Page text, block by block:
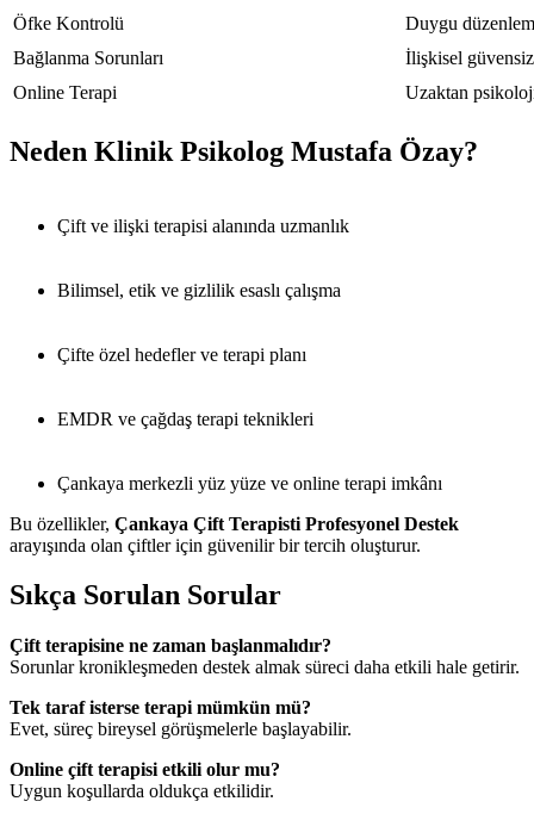
Öfke Kontrolü
Duygu
Bağlanma Sorunları
İlişkisel
Online Terapi
Uzaktan
Neden Klinik Psikolog Mustafa Özay?
Çift ve ilişki terapisi alanında uzmanlık
Bilimsel, etik ve gizlilik esaslı çalışma
Çifte özel hedefler ve terapi planı
EMDR ve çağdaş terapi teknikleri
Çankaya merkezli yüz yüze ve online terapi imkânı
Bu özellikler, Çankaya Çift Terapisti Profesyonel Destek
arayışında olan çiftler için güvenilir bir tercih oluşturur.
Sıkça Sorulan Sorular
Çift terapisine ne zaman başlanmalıdır?
Sorunlar kronikleşmeden destek almak süreci daha etkili hale getirir.
Tek taraf isterse terapi mümkün mü?
Evet, süreç bireysel görüşmelerle başlayabilir.
Online çift terapisi etkili olur mu?
Uygun koşullarda oldukça etkilidir.